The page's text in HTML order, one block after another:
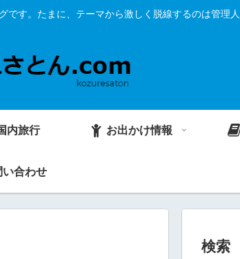
す。たまに、テーマから激しく脱線するのは管理人
内旅行 お出かけ情報
い合わせ
検索